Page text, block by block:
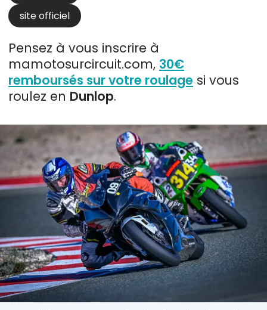
site officiel
Pensez à vous inscrire à
mamotosurcircuit.com, 30€
remboursés sur votre roulage si vous
roulez en Dunlop.